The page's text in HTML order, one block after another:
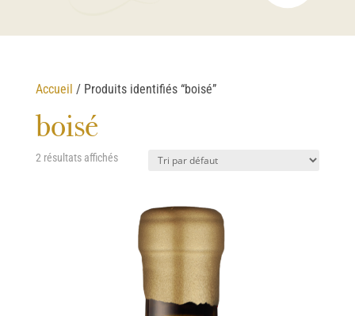
Accueil / Produits identifiés “boisé”
boisé
2 résultats affichés